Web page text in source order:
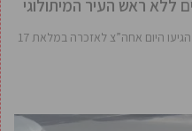
רבים מחבריו ומוקירי זיכרו, של מקסים לוי, הגיעו היום אחה”צ לאזכרה במלאת 17